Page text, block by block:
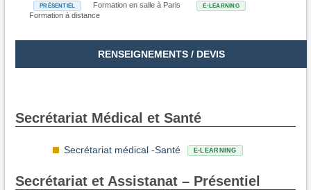
PRÉSENTIEL Formation en salle à Paris E-LEARNING
Formation à distance
RENSEIGNEMENTS / DEVIS
Secrétariat Médical et Santé
Secrétariat médical -Santé E-LEARNING
Secrétariat et Assistanat – Présentiel